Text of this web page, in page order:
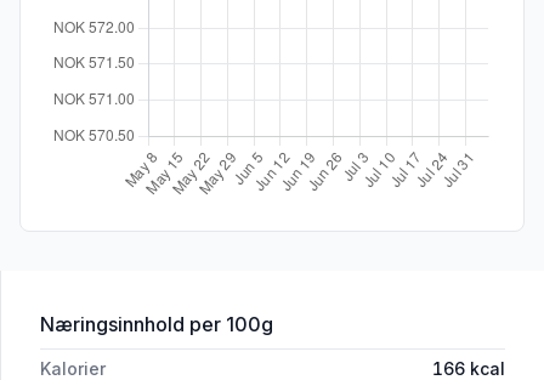
Næringsinnhold for 'Hel ørret Oppdrett'
per 100g
Kalorier 166 kcal